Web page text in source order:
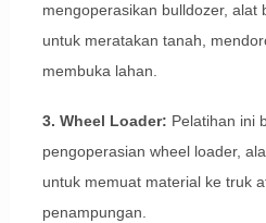
mengoperasikan bulldozer, alat
untuk meratakan tanah,
membuka lahan.
3. Wheel Loader: Pelatihan ini
pengoperasian wheel loader,
untuk memuat material ke truk
penampungan.